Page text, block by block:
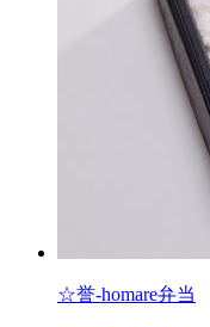
☆誉-homare弁当